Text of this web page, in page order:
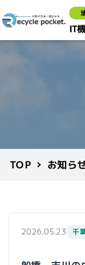
IT
TOP お知ら
2026.05.23 千